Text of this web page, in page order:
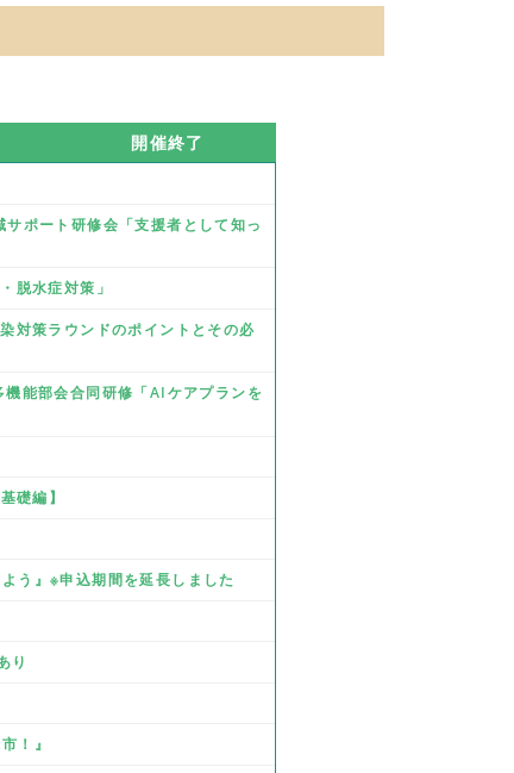
開催終了
ート研修会「支援者として知っ
脱水症対策」
対策ラウンドのポイントとその必
能部会合同研修「AIケアプランを
礎編】
う』※申込期間を延長しました
り
！』